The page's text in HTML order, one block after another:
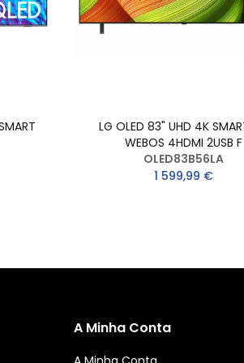
LG OLED 83" UHD 4K
WEBOS 4HDMI 2USB F
OLED83B56LA
1 599,99 €
A Minha Conta